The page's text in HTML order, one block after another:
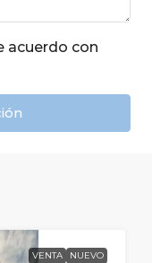
acuerdo con
VENTA NUEVO